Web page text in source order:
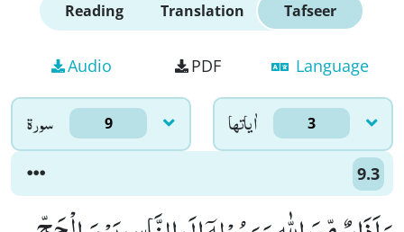
Reading Translation Tafseer
Audio PDF Language
سورۃ 9 اٰياتها 3
9.3